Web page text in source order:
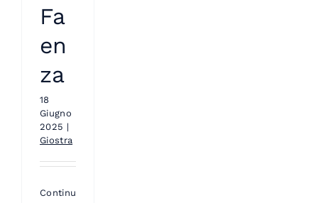
Fa
en
za
18
Giugno
2025 |
Giostra
Continua